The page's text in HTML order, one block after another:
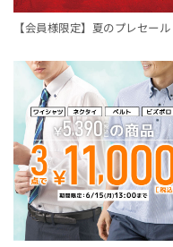
【会員様限定】夏のプレセール